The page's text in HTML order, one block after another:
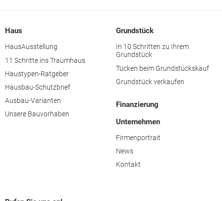
Haus
HausAusstellung
11 Schritte ins Traumhaus
Haustypen-Ratgeber
Hausbau-Schutzbrief
Ausbau-Varianten
Unsere Bauvorhaben
Grundstück
In 10 Schritten zu Ihrem
Grundstück
Tücken beim Grundstückskauf
Grundstück verkaufen
Finanzierung
Unternehmen
Firmenportrait
News
Kontakt